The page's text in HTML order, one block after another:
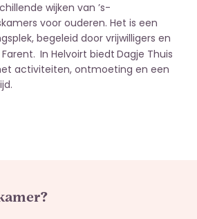
wijken van ’s-
voor ouderen. Het is een
begeleid door vrijwilligers en
In Helvoirt biedtDagje Thuis
activiteiten, ontmoeting en een